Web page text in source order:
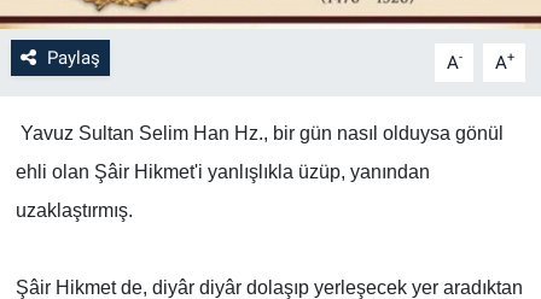
Paylaş A- A+
Yavuz Sultan Selim Han Hz., bir gün nasıl olduysa gönül
ehli olan Şâir Hikmet'i yanlışlıkla üzüp, yanından
uzaklaştırmış.
Şâir Hikmet de, diyâr diyâr dolaşıp yerleşecek yer aradıktan